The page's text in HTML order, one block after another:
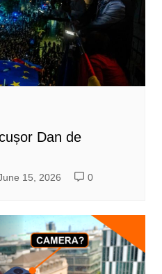
Dan de
15, 2026 0